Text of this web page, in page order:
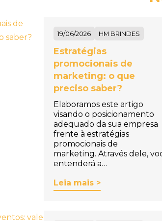
19/06/2026 HM BRINDES
Estratégias
promocionais de
marketing: o que
preciso saber?
Elaboramos este artigo
visando o posicionamento
adequado da sua empresa
frente à estratégias
promocionais de
marketing. Através dele,
entenderá a…
Leia mais >